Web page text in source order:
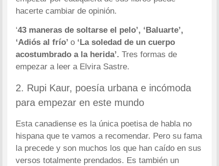
hacerte cambiar de opinión.
‘43 maneras de soltarse el pelo’, ‘Baluarte’,
‘Adiós al frío’o ‘La soledad de un cuerpo
acostumbrado a la herida’. Tres formas de
empezar a leer a Elvira Sastre.
2. Rupi Kaur, poesía urbana e incómoda
para empezar en este mundo
Esta canadiense es la única poetisa de habla no
hispana que te vamos a recomendar. Pero su fama
la precede y son muchos los que han caído en sus
versos totalmente prendados. Es también un